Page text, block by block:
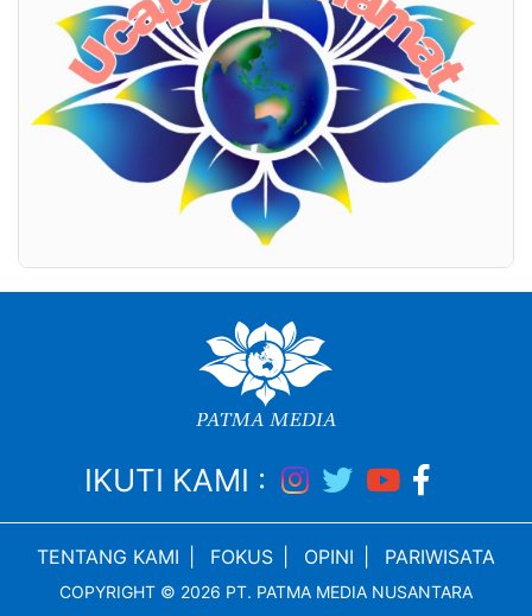
IKUTI KAMI :
TENTANG KAMI FOKUS OPINI PARIWISATA
COPYRIGHT © 2026 PT. PATMA MEDIA NUSANTARA